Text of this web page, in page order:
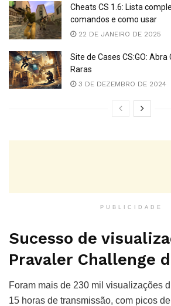
Cheats CS 1.6: Lista
comandos e como usar
22 DE JANEIRO DE 2025
Site de Cases CS:GO: Abra
Raras
3 DE DEZEMBRO DE 2024
PUBLICIDADE
Sucesso de
Pravaler Challenge
Foram mais de 230 mil visualizações
15 horas de transmissão, com picos de